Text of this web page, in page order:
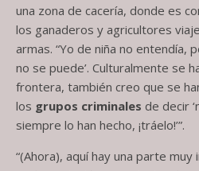
una zona de cacería, donde es
los ganaderos y agricultores
armas. “Yo de niña no entendía,
no se puede’. Culturalmente se
frontera, también creo que se
los grupos criminales de decir
siempre lo han hecho, ¡tráelo!’”.
“(Ahora), aquí hay una parte